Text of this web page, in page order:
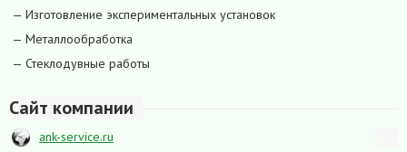
— Изготовление экспериментальных установок
— Металлообработка
— Стеклодувные работы
Сайт компании
ank-service.ru